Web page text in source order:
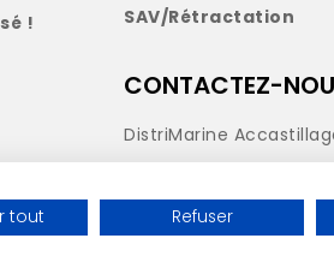
!
SAV/Rétractation
CONTACTEZ-
DistriMarine
tout Refuser